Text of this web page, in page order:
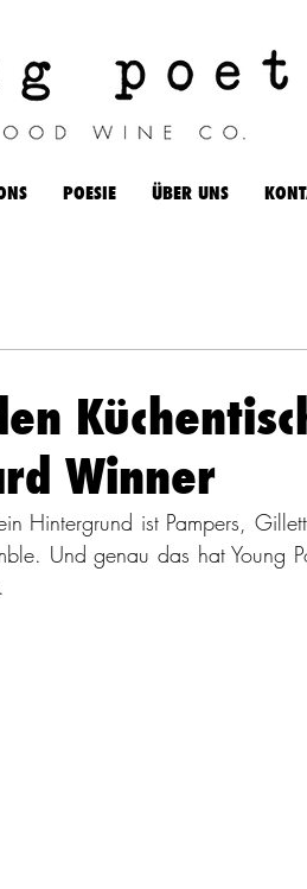
POESIE ÜBER UNS
Winner
Hintergrund ist Pampers,
Und genau das hat Young